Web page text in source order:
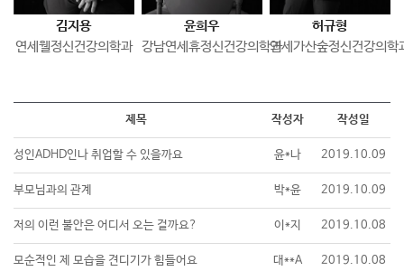
김지용
연세웰정신건강의학과
윤희우
강남연세휴정신건강의학과
허규형
연세가산숲정신건강의학
제목 작성자 작성일
성인ADHD인나 취업할 수 있을까요 윤*나 2019.10.09
부모님과의 관계 박*윤 2019.10.09
저의 이런 불안은 어디서 오는 걸까요? 이*지 2019.10.08
모순적인 제 모습을 견디기가 힘들어요 대**A 2019.10.08